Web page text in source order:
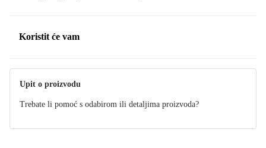
Koristit će vam
Upit o proizvodu
Trebate li pomoć s odabirom ili detaljima proizvoda?